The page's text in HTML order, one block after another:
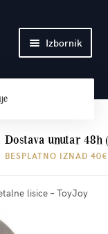
Izbornik
Dostava unutar 48h
BESPLATNO IZNAD 40€
lisice – ToyJoy